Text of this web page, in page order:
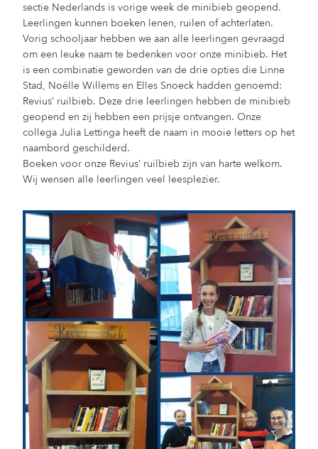
sectie Nederlands is vorige week de minibieb geopend.
Leerlingen kunnen boeken lenen, ruilen of achterlaten.
Vorig schooljaar hebben we aan alle leerlingen gevraagd
om een leuke naam te bedenken voor onze minibieb. Het
is een combinatie geworden van de drie opties die Linne
Stad, Noëlle Willems en Elles Snoeck hadden genoemd:
Revius’ ruilbieb. Deze drie leerlingen hebben de minibieb
geopend en zij hebben een prijsje ontvangen. Onze
collega Julia Lettinga heeft de naam in mooie letters op het
naambord geschilderd.
Boeken voor onze Revius’ ruilbieb zijn van harte welkom.
Wij wensen alle leerlingen veel leesplezier.